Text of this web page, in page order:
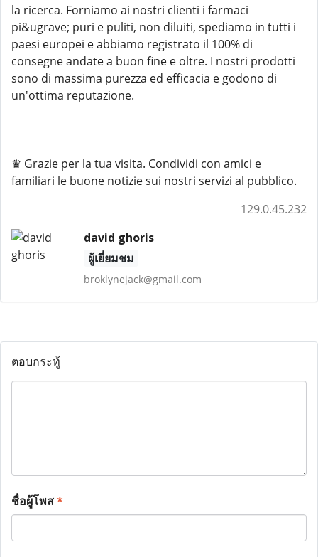
la ricerca. Forniamo ai nostri clienti i farmaci
pi&ugrave; puri e puliti, non diluiti, spediamo in tutti i
paesi europei e abbiamo registrato il 100% di
consegne andate a buon fine e oltre. I nostri prodotti
sono di massima purezza ed efficacia e godono di
un'ottima reputazione.
♛ Grazie per la tua visita. Condividi con amici e
familiari le buone notizie sui nostri servizi al pubblico.
129.0.45.232
david ghoris
ผู้เยี่ยมชม
broklynejack@gmail.com
ตอบกระทู้
ชื่อผู้โพส*